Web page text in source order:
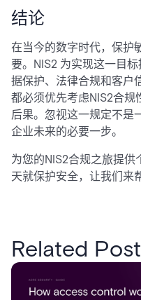
结论
在当今的数字时代，保护
要。NIS2 为实现这一目
据保护、法律合规和客户
都必须优先考虑NIS2合规
后果。忽视这一规定不是
企业未来的必要一步。
为您的NIS2合规之旅提供
天就保护安全，让我们来
Related